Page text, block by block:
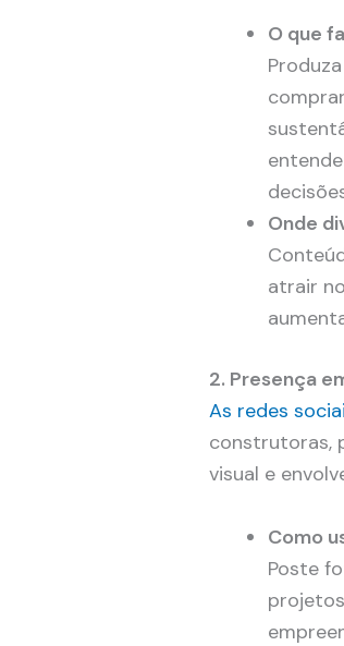
O que
Onde
atrair
2. Presença
As redes
construtoras,
visual e
Como
Poste